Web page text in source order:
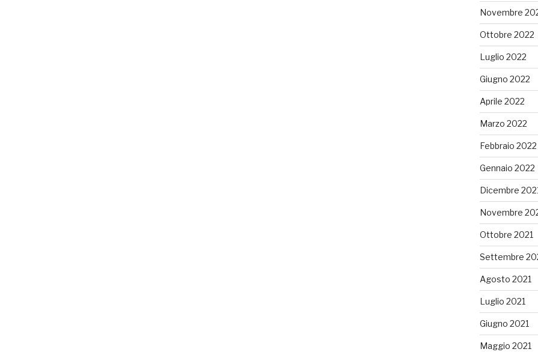
Novembre
Ottobre 2022
Luglio 2022
Giugno 2022
Aprile 2022
Marzo 2022
Febbraio 2022
Gennaio 2022
Dicembre
Novembre
Ottobre 2021
Settembre
Agosto 2021
Luglio 2021
Giugno 2021
Maggio 2021